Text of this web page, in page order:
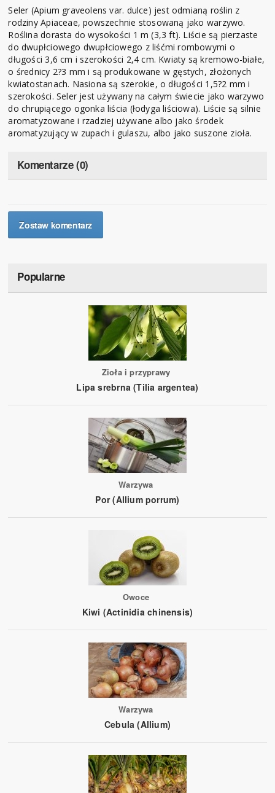
Seler (Apium graveolens var. dulce) jest odmianą roślin z
rodziny Apiaceae, powszechnie stosowaną jako warzywo.
Roślina dorasta do wysokości 1 m (3,3 ft). Liście są pierzaste
do dwupłciowego dwupłciowego z liśćmi rombowymi o
długości 3,6 cm i szerokości 2,4 cm. Kwiaty są kremowo-białe,
o średnicy 2?3 mm i są produkowane w gęstych, złożonych
kwiatostanach. Nasiona są szerokie, o długości 1,5?2 mm i
szerokości. Seler jest używany na całym świecie jako warzywo
do chrupiącego ogonka liścia (łodyga liściowa). Liście są silnie
aromatyzowane i rzadziej używane albo jako środek
aromatyzujący w zupach i gulaszu, albo jako suszone zioła.
Komentarze (0)
Zostaw komentarz
Popularne
Zioła i przyprawy
Lipa srebrna (Tilia argentea)
Warzywa
Por (Allium porrum)
Owoce
Kiwi (Actinidia chinensis)
Warzywa
Cebula (Allium)